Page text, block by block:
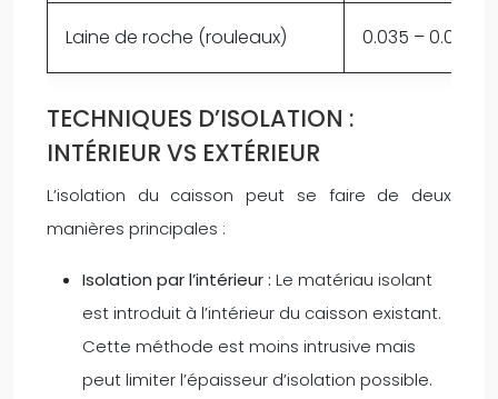
Laine de roche (rouleaux) 0.035 – 0.045
TECHNIQUES D’ISOLATION :
INTÉRIEUR VS EXTÉRIEUR
L’isolation du caisson peut se faire de deux
manières principales :
Isolation par l’intérieur : Le matériau isolant
est introduit à l’intérieur du caisson existant.
Cette méthode est moins intrusive mais
peut limiter l’épaisseur d’isolation possible.